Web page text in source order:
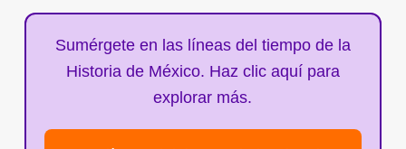
Sumérgete en las líneas del tiempo de la
Historia de México. Haz clic aquí para
explorar más.